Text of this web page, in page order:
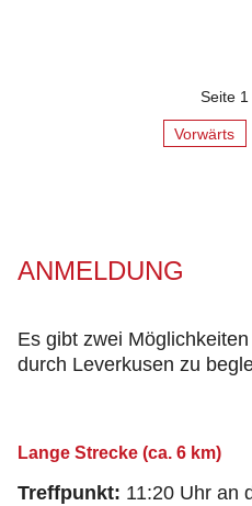
Seite 1
Vorwärts
ANMELDUNG
Es gibt zwei
durch Leverkusen zu
Lange Strecke (ca. 6 km)
Treffpunkt: 11:20 Uhr an